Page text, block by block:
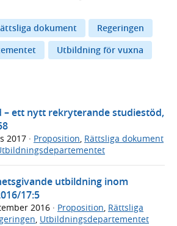
dokument
Regeringen
Utbildning för vuxna
– ett nytt rekryterande studiestöd,
2017 · Proposition Rättsliga dokument
utbildning inom
17:5
2016 · Proposition, Rättsliga
, Utbildningsdepartementet